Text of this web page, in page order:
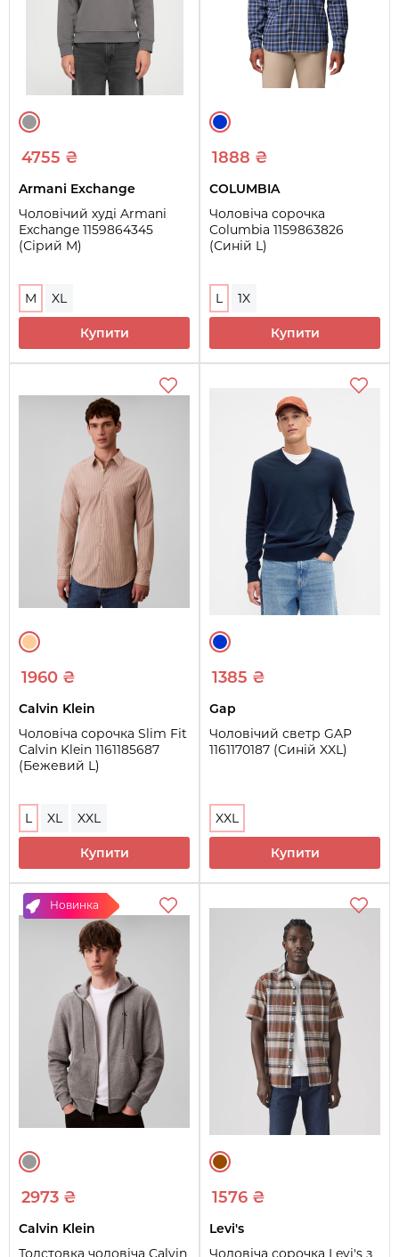
4755 ₴
Armani Exchange
Чоловічий худі Armani
Exchange 1159864345
(Сірий M)
M XL
Купити
1888 ₴
COLUMBIA
Чоловіча сорочка
Columbia 1159863826
(Синій L)
L 1X
Купити
1960 ₴
Calvin Klein
Чоловіча сорочка Slim Fit
Calvin Klein 1161185687
(Бежевий L)
L XL XXL
Купити
1385 ₴
Gap
Чоловічий светр GAP
1161170187 (Синій XXL)
XXL
Купити
Новинка
2973 ₴
Calvin Klein
Толстовка чоловіча Calvin
1576 ₴
Levi's
Чоловіча сорочка Levi's з